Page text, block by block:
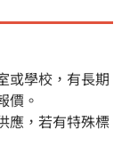
或學校，有長期
價。
應，若有特殊標